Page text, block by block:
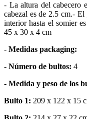
- La altura del cabecero
cabezal es de 2.5 cm.-
interior hasta el somier
45 x 30 x 4 cm
- Medidas packaging:
- Número de bultos: 4
- Medida y peso de los
Bulto 1: 209 x 122 x 15